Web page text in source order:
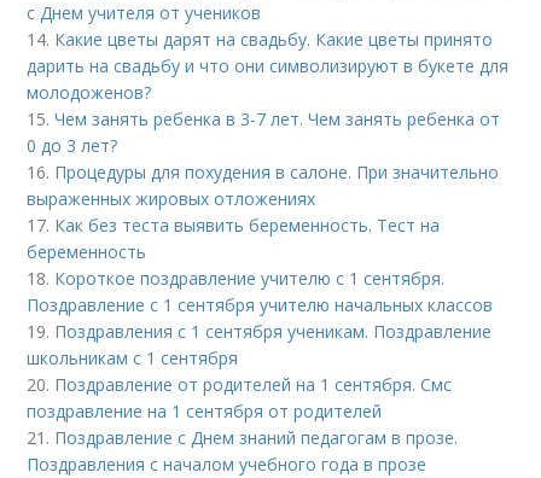
с Днем учителя от учеников
14. Какие цветы дарят на свадьбу. Какие цветы принято
дарить на свадьбу и что они символизируют в букете для
молодоженов?
15.Чем занять ребенка в 3-7 лет. Чем занять ребенка от
0 до 3 лет?
16. Процедуры для похудения в салоне. При значительно
выраженных жировых отложениях
17. Как без теста выявить беременность. Тест на
беременность
18. Короткое поздравление учителю с 1 сентября.
Поздравление с 1 сентября учителю начальных классов
19. Поздравления с 1 сентября ученикам. Поздравление
школьникам с 1 сентября
20. Поздравление от родителей на 1 сентября. Смс
поздравление на 1 сентября от родителей
21. Поздравление с Днем знаний педагогам в прозе.
Поздравления с началом учебного года в прозе